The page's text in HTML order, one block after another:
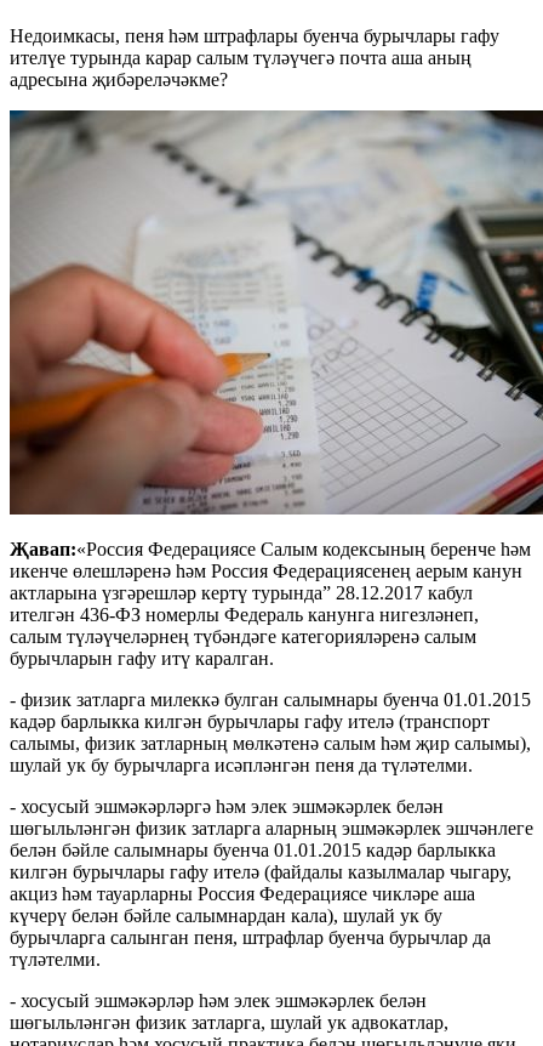
Недоимкасы, пеня һәм штрафлары буенча бурычлары гафу
ителүе турында карар салым түләүчегә почта аша аның
адресына җибәреләчәкме?
Җавап:«Россия Федерациясе Салым кодексының беренче һәм
икенче өлешләренә һәм Россия Федерациясенең аерым канун
актларына үзгәрешләр кертү турында” 28.12.2017 кабул
ителгән 436-ФЗ номерлы Федераль канунга нигезләнеп,
салым түләүчеләрнең түбәндәге категорияләренә салым
бурычларын гафу итү каралган.
- физик затларга милеккә булган салымнары буенча 01.01.2015
кадәр барлыкка килгән бурычлары гафу ителә (транспорт
салымы, физик затларның мөлкәтенә салым һәм җир салымы),
шулай ук бу бурычларга исәпләнгән пеня да түләтелми.
- хосусый эшмәкәрләргә һәм элек эшмәкәрлек белән
шөгыльләнгән физик затларга аларның эшмәкәрлек эшчәнлеге
белән бәйле салымнары буенча 01.01.2015 кадәр барлыкка
килгән бурычлары гафу ителә (файдалы казылмалар чыгару,
акциз һәм тауарларны Россия Федерациясе чикләре аша
күчерү белән бәйле салымнардан кала), шулай ук бу
бурычларга салынган пеня, штрафлар буенча бурычлар да
түләтелми.
- хосусый эшмәкәрләр һәм элек эшмәкәрлек белән
шөгыльләнгән физик затларга, шулай ук адвокатлар,